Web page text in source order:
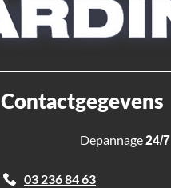
Contactgegevens
Depannage24/7
03 236 84 63